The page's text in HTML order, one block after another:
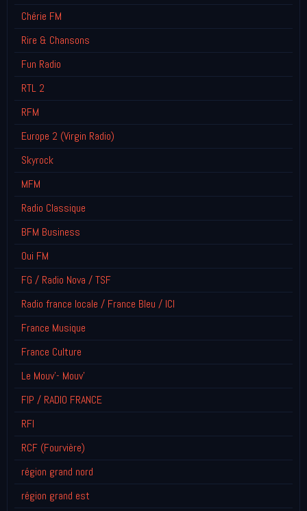
Chérie FM
Rire & Chansons
Fun Radio
RTL 2
RFM
Europe 2 (Virgin Radio)
Skyrock
MFM
Radio Classique
BFM Business
Oui FM
FG / Radio Nova / TSF
Radio france locale / France Bleu / ICI
France Musique
France Culture
Le Mouv'- Mouv'
FIP / RADIO FRANCE
RFI
RCF (Fourvière)
région grand nord
région grand est